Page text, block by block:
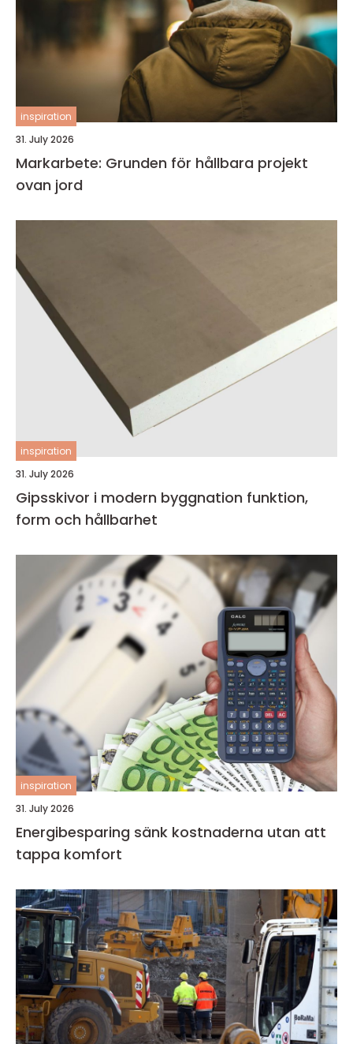
inspiration
31. July 2026
Markarbete: Grunden för hållbara projekt
ovan jord
inspiration
31. July 2026
Gipsskivor i modern byggnation funktion,
form och hållbarhet
inspiration
31. July 2026
Energibesparing sänk kostnaderna utan att
tappa komfort